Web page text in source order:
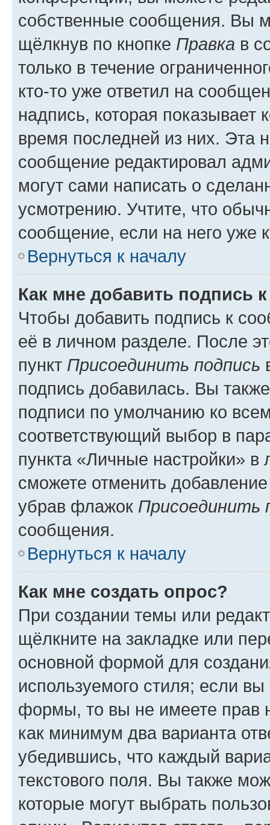
собственные сообщения. Вы
щёлкнув по кнопке Правка в
только в течение
кто-то уже ответил на
надпись, которая показывает
время последней из них. Эта
сообщение редактировал
могут сами написать о
усмотрению. Учтите, что
сообщение, если на него уже
Вернуться к началу
Как мне добавить подпись
Чтобы добавить подпись к
её в личном разделе. После
пункт Присоединить подпись
подпись добавилась. Вы
подписи по умолчанию ко
соответствующий выбор в
пункта «Личные настройки»
сможете отменить
убрав флажок Присоединить
сообщения.
Вернуться к началу
Как мне создать опрос?
При создании темы или
щёлкните на закладке или
основной формой для
используемого стиля; если
формы, то вы не имеете прав
как минимум два варианта
убедившись, что каждый
текстового поля. Вы также
которые могут выбрать